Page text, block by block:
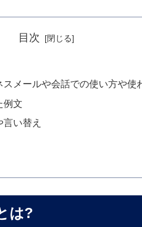
目次
スメールや会話での使い方や
例文
い替え
は?